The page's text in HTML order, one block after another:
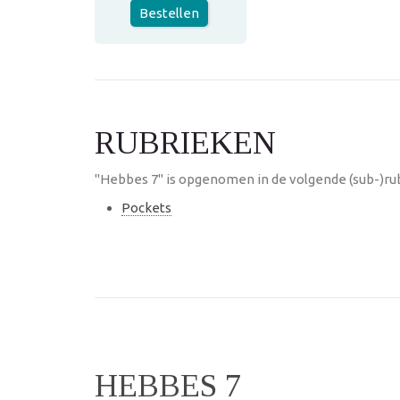
Bestellen
RUBRIEKEN
"Hebbes 7" is opgenomen in de volgende (sub-
Pockets
HEBBES 7